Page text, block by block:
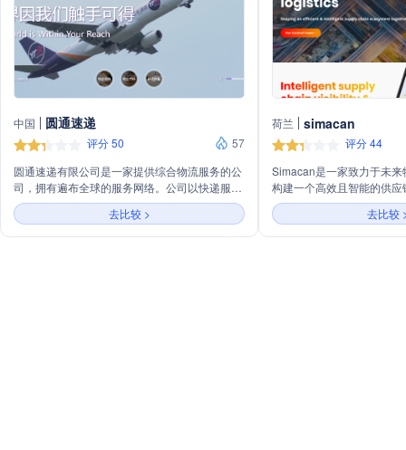
中国 圆通速递
评分 50
57
圆通速递有限公司是一家提供综合物流服务的公
司，拥有遍布全球的服务网络。公司以快递服务
为核心，同时提供仓配及供应链管理、国际货
运、供应链金融等多元化服务。依托先进的科技
平台和数字化产品，圆通致力于为客户提供便
去比较 >
荷兰 simacan
评分 44
Simacan是一家致力于未
构建一个高效且智能的供
供端到端的供应链平台，
信，使运输过程可见、可
续。Simacan的解决方案
去比较